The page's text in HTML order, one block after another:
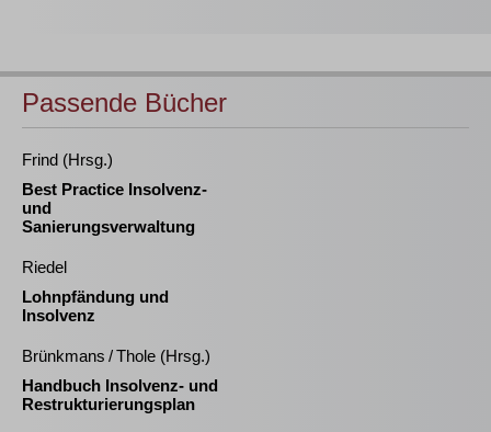
Passende Bücher
Frind (Hrsg.)
Best Practice Insolvenz-
und
Sanierungsverwaltung
Riedel
Lohnpfändung und
Insolvenz
Brünkmans / Thole (Hrsg.)
Handbuch Insolvenz- und
Restrukturierungsplan